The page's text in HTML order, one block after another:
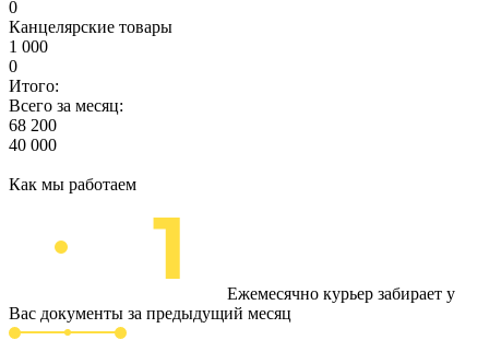
0
Канцелярские товары
1 000
0
Итого:
Всего за месяц:
68 200
40 000
Как мы работаем
Ежемесячно курьер забирает у
Вас документы за предыдущий месяц